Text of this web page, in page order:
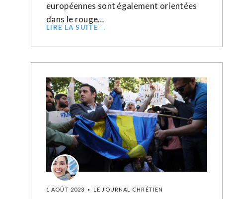
européennes sont également orientées
dans le rouge…
LIRE LA SUITE →
1 AOÛT 2023 LE JOURNAL CHRÉTIEN